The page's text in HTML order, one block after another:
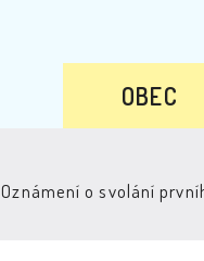
OBEC
Oznámení o svolání